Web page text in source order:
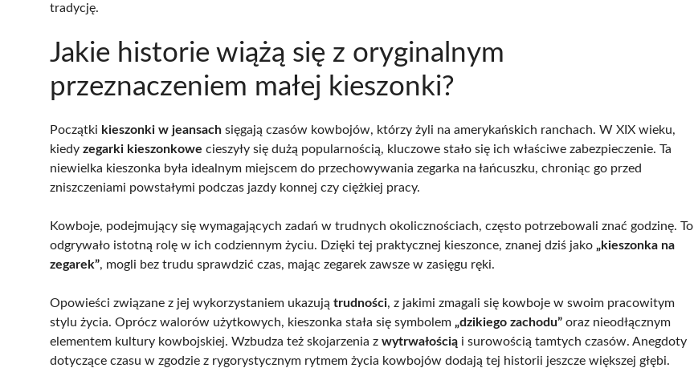
tradycję.
Jakie historie wiążą się z oryginalnym
przeznaczeniem małej kieszonki?
Początki kieszonki w jeansach sięgają czasów kowbojów, którzy żyli na amerykańskich ranchach. W XIX wieku,
kiedy zegarki kieszonkowe cieszyły się dużą popularnością, kluczowe stało się ich właściwe zabezpieczenie. Ta
niewielka kieszonka była idealnym miejscem do przechowywania zegarka na łańcuszku, chroniąc go przed
zniszczeniami powstałymi podczas jazdy konnej czy ciężkiej pracy.
Kowboje, podejmujący się wymagających zadań w trudnych okolicznościach, często potrzebowali znać godzinę. To
odgrywało istotną rolę w ich codziennym życiu. Dzięki tej praktycznej kieszonce, znanej dziś jako „kieszonka na
zegarek”, mogli bez trudu sprawdzić czas, mając zegarek zawsze w zasięgu ręki.
Opowieści związane z jej wykorzystaniem ukazują trudności, z jakimi zmagali się kowboje w swoim pracowitym
stylu życia. Oprócz walorów użytkowych, kieszonka stała się symbolem „dzikiego zachodu” oraz nieodłącznym
elementem kultury kowbojskiej. Wzbudza też skojarzenia z wytrwałością i surowością tamtych czasów. Anegdoty
dotyczące czasu w zgodzie z rygorystycznym rytmem życia kowbojów dodają tej historii jeszcze większej głębi.